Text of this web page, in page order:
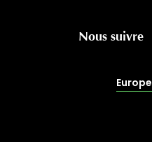
Nous suivre
Europe